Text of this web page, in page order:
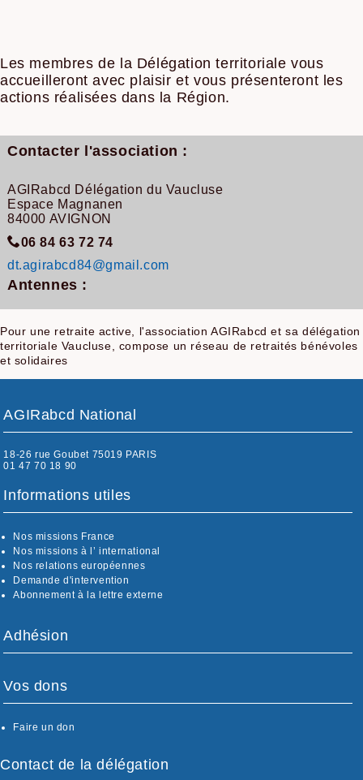
Les membres de la Délégation territoriale vous
accueilleront avec plaisir et vous présenteront les
actions réalisées dans la Région.
Contacter l'association :
AGIRabcd Délégation du Vaucluse
Espace Magnanen
84000 AVIGNON
06 84 63 72 74
dt.agirabcd84@gmail.com
Antennes :
Pour une retraite active, l'association AGIRabcd et sa délégation
territoriale Vaucluse, compose un réseau de retraités bénévoles
et solidaires
AGIRabcd National
18-26 rue Goubet 75019 PARIS
01 47 70 18 90
Informations utiles
Nos missions France
Nos missions à l’ international
Nos relations européennes
Demande d'intervention
Abonnement à la lettre externe
Adhésion
Vos dons
Faire un don
Contact de la délégation